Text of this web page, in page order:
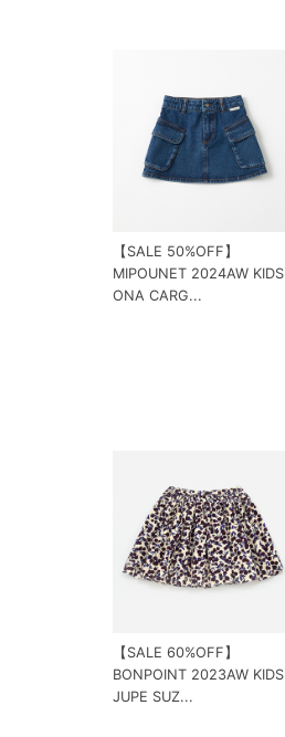
【SALE 50%OFF】
MIPOUNET 2024AW KIDS
ONA CARG...
【SALE 60%OFF】
BONPOINT 2023AW KIDS
JUPE SUZ...